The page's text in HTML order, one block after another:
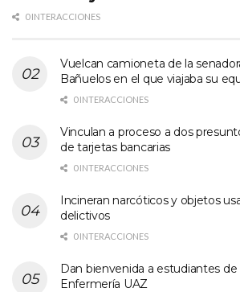
0 INTERACCIONES
Vuelcan camioneta de la
Bañuelos en el que viajaba su
0 INTERACCIONES
Vinculan a proceso a dos
de tarjetas bancarias
0 INTERACCIONES
Incineran narcóticos y objetos
delictivos
0 INTERACCIONES
Dan bienvenida a estudiantes
Enfermería UAZ